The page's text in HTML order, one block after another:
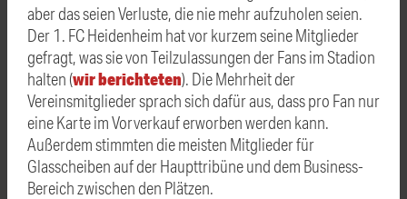
aber das seien Verluste, die nie mehr aufzuholen seien.
Der 1. FC Heidenheim hat vor kurzem seine Mitglieder
gefragt, was sie von Teilzulassungen der Fans im Stadion
halten (wir berichteten). Die Mehrheit der
Vereinsmitglieder sprach sich dafür aus, dass pro Fan nur
eine Karte im Vorverkauf erworben werden kann.
Außerdem stimmten die meisten Mitglieder für
Glasscheiben auf der Haupttribüne und dem Business-
Bereich zwischen den Plätzen.